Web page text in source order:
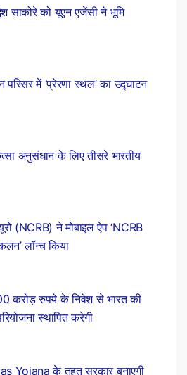
साकोरे को यूएन एजेंसी ने भूमि
परिसर में ‘प्रेरणा स्थल’ का उद्घाटन
अनुसंधान के लिए तीसरे भारतीय
(NCRB) ने मोबाइल ऐप ‘NCRB
लॉन्च किया
करोड़ रुपये के निवेश से भारत की
स्थापित करेगी
Yojana के तहत सरकार बनाएगी